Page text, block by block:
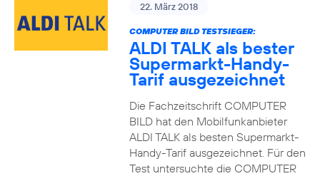
22. März 2018
COMPUTER BILD TESTSIEGER:
ALDI TALK als bester
Supermarkt-Handy-
Tarif ausgezeichnet
Die Fachzeitschrift COMPUTER
BILD hat den Mobilfunkanbieter
ALDI TALK als besten Supermarkt-
Handy-Tarif ausgezeichnet. Für den
Test untersuchte die COMPUTER